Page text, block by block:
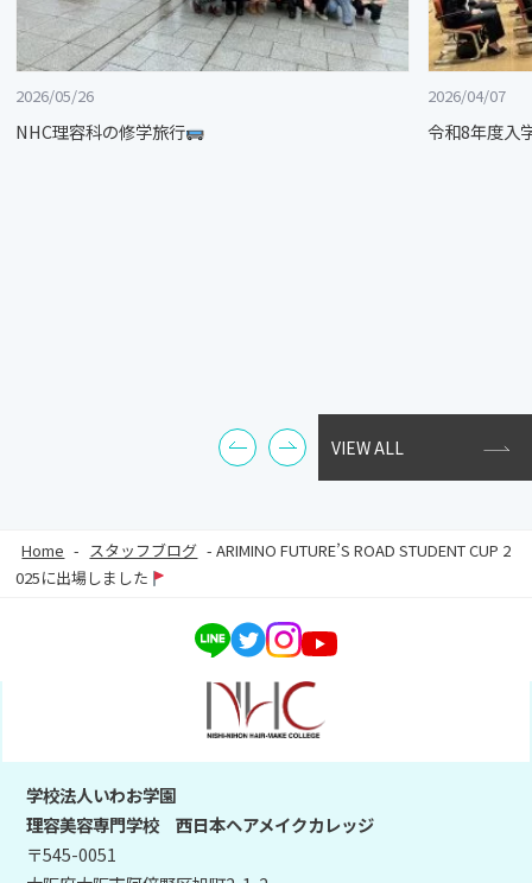
2026/05/26
NHC理容科の修学旅行
2026/04/07
令和8年度入
VIEW ALL
Home - スタッフブログ -ARIMINO FUTURE’S ROAD STUDENT CUP 2
025に出場しました
学校法人いわお学園
理容美容専門学校 西日本ヘアメイクカレッジ
〒545-0051